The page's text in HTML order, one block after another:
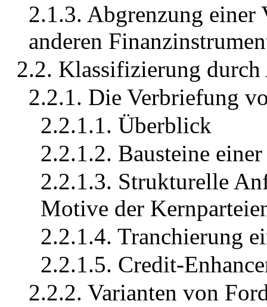
2.1.3. Abgrenzung einer
anderen
2.2. Klassifizierung durch
2.2.1. Die Verbriefung
2.2.1.1. Überblick
2.2.1.2. Bausteine
2.2.1.3. Strukturelle
Motive der
2.2.1.4. Tranchierung
2.2.1.5. Credit-
2.2.2. Varianten von